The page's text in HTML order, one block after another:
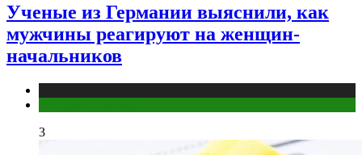
Ученые из Германии выяснили, как
мужчины реагируют на женщин-
начальников
3